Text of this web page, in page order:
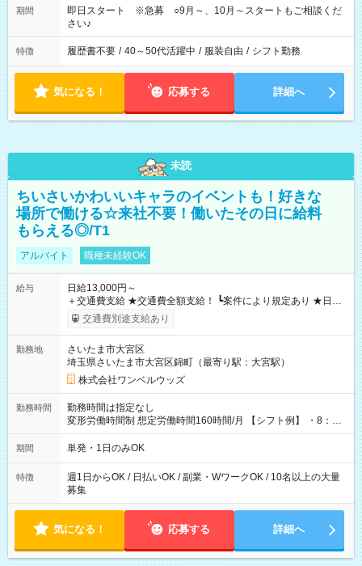
り） 他、派遣先の規定による
期間
即日スタート ※急募 ○9月～、10月～スタートもご相談くだ
さい♪
特徴 履歴書不要 / 40～50代活躍中 / 服装自由 / シフト勤務
気になる！ 応募する 詳細へ
未読
ちいさいかわいいキャラのイベントも！好きな
場所で働ける☆来社不要！働いたその日に給料
もらえる◎/T1
アルバイト 職種未経験OK
給与
日給13,000円～
＋交通費支給 ★交通費全額支給！ ┗案件により規定あり ★日払
いOK！（規定あり） ┗働いたその日に現金GET♪ お仕事後はコ
ンビニATMから 日払い分を引き落とせます！ 【試用期間】試
交通費別途支給あり
勤務地
さいたま市大宮区
埼玉県さいたま市大宮区錦町（最寄り駅：大宮駅）
株式会社ワンベルウッズ
勤務時間
勤務時間は指定なし
変形労働時間制 想定労働時間160時間/月 【シフト例】 ・8：00
～21：00
期間 単発・1日のみOK
特徴
週1日からOK / 日払いOK / 副業・WワークOK / 10名以上の大量
募集
気になる！ 応募する 詳細へ